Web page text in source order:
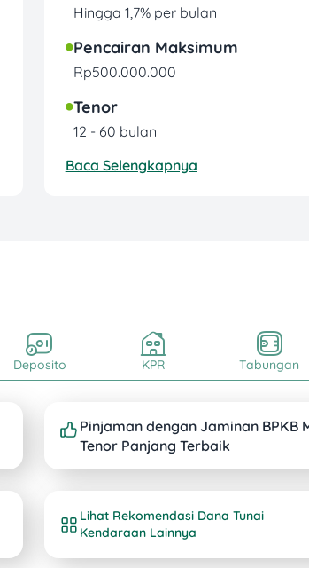
Hingga 1,7% per bulan
Pencairan Maksimum
Rp500.000.000
Tenor
12 - 60 bulan
Baca Selengkapnya
Deposito KPR Tabungan
Pinjaman dengan Jaminan BPKB
Tenor Panjang Terbaik
Lihat Rekomendasi Dana Tunai
Kendaraan Lainnya